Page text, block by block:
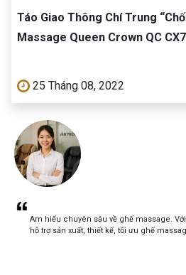
Táo Giao Thông Chí Trung
Massage Queen Crown QC
25 Tháng 08, 2022
Am hiểu chuyên sâu về ghế massage.
hỗ trợ sản xuất, thiết kế, tối ưu ghế